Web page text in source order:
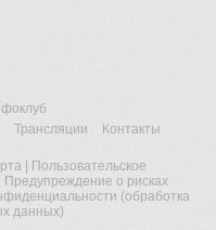
Трансляции Контакты
|
Пользовательское
Предупреждение о рисках
(обработка
данных)